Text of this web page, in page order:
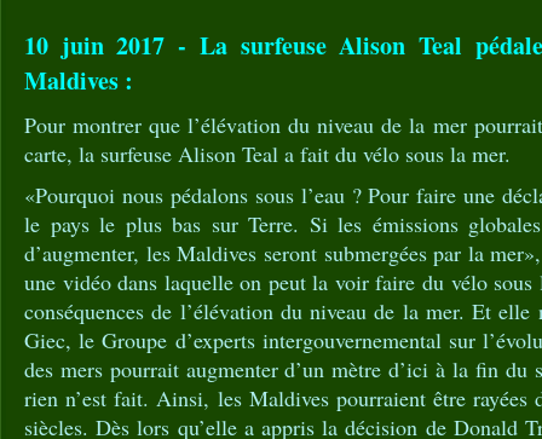
10 juin 2017 - La surfeuse Alison Teal
Maldives :
Pour montrer que l’élévation du niveau de la mer
carte, la surfeuse Alison Teal a fait du vélo sous la mer.
«Pourquoi nous pédalons sous l’eau ? Pour faire une
le pays le plus bas sur Terre. Si les émissions
d’augmenter, les Maldives seront submergées par la
une vidéo dans laquelle on peut la voir faire du vélo sous
conséquences de l’élévation du niveau de la mer. Et elle
Giec, le Groupe d’experts intergouvernemental sur
des mers pourrait augmenter d’un mètre d’ici à la fin du
rien n’est fait. Ainsi, les Maldives pourraient être rayées
siècles. Dès lors qu’elle a appris la décision de Donald